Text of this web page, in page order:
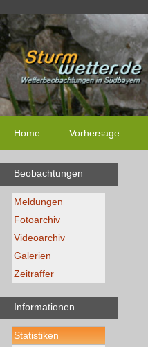
Home Vorhersage
Beobachtungen
Meldungen
Fotoarchiv
Videoarchiv
Galerien
Zeitraffer
Informationen
Statistiken